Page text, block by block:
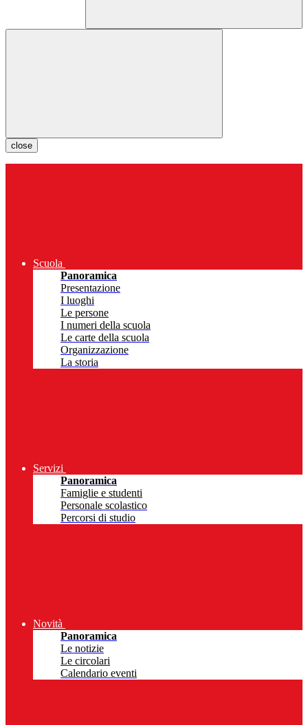
close
Scuola
Panoramica
Presentazione
I luoghi
Le persone
I numeri della scuola
Le carte della scuola
Organizzazione
La storia
Servizi
Panoramica
Famiglie e studenti
Personale scolastico
Percorsi di studio
Novità
Panoramica
Le notizie
Le circolari
Calendario eventi